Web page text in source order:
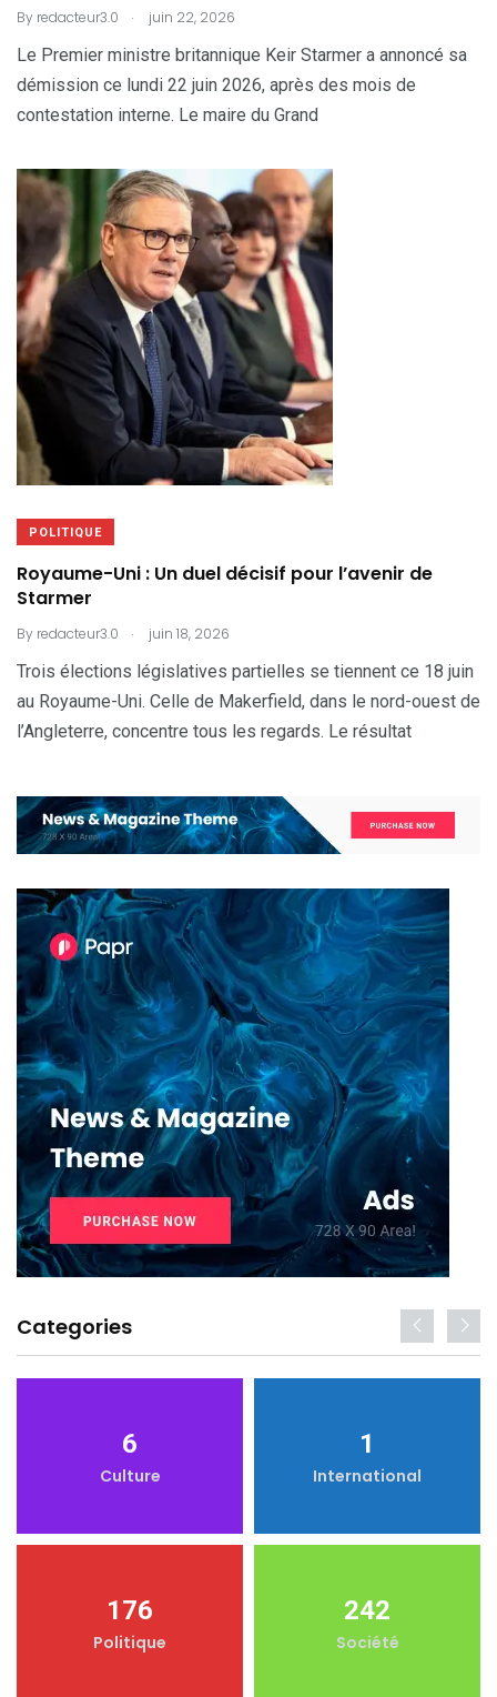
By redacteur3.0 . juin 22, 2026
Le Premier ministre britannique Keir Starmer a annoncé sa
démission ce lundi 22 juin 2026, après des mois de
contestation interne. Le maire du Grand
POLITIQUE
Royaume-Uni : Un duel décisif pour l’avenir de
Starmer
By redacteur3.0 . juin 18, 2026
Trois élections législatives partielles se tiennent ce 18 juin
au Royaume-Uni. Celle de Makerfield, dans le nord-ouest de
l’Angleterre, concentre tous les regards. Le résultat
Categories
6
Culture
1
International
176
Politique
242
Société